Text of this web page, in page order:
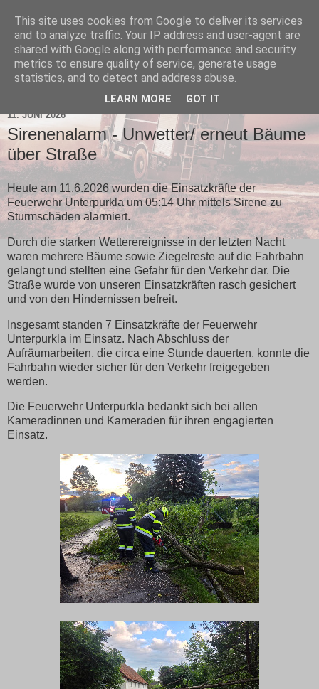
11. JUNI 2026
Sirenenalarm - Unwetter/ erneut Bäume
über Straße
Heute am 11.6.2026 wurden die Einsatzkräfte der
Feuerwehr Unterpurkla um 05:14 Uhr mittels Sirene zu
Sturmschäden alarmiert.
Durch die starken Wetterereignisse in der letzten Nacht
waren mehrere Bäume sowie Ziegelreste auf die Fahrbahn
gelangt und stellten eine Gefahr für den Verkehr dar. Die
Straße wurde von unseren Einsatzkräften rasch gesichert
und von den Hindernissen befreit.
Insgesamt standen 7 Einsatzkräfte der Feuerwehr
Unterpurkla im Einsatz. Nach Abschluss der
Aufräumarbeiten, die circa eine Stunde dauerten, konnte die
Fahrbahn wieder sicher für den Verkehr freigegeben
werden.
Die Feuerwehr Unterpurkla bedankt sich bei allen
Kameradinnen und Kameraden für ihren engagierten
Einsatz.
This site uses cookies from Google to deliver its services
and to analyze traffic. Your IP address and user-agent are
shared with Google along with performance and security
metrics to ensure quality of service, generate usage
statistics, and to detect and address abuse.
LEARN MORE GOT IT